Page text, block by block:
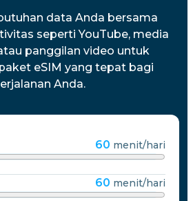
data Anda bersama
seperti YouTube, media
panggilan video untuk
eSIM yang tepat bagi
Anda.
60 menit/hari
60 menit/hari